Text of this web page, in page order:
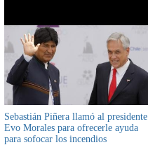
Sebastián Piñera llamó al presidente
Evo Morales para ofrecerle ayuda
para sofocar los incendios